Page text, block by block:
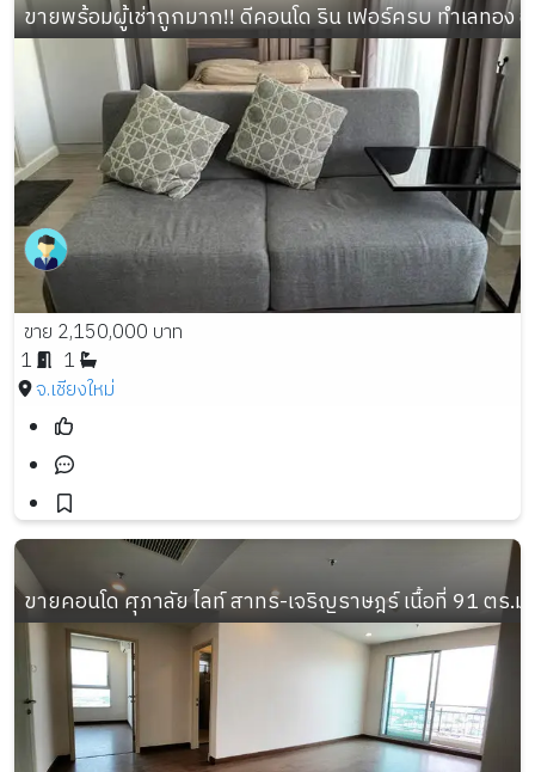
ขายพร้อมผู้เช่าถูกมาก!! ดีคอนโด ริน เฟอร์ครบ ทำเลทอง อ.
ขาย 2,150,000 บาท
1
1
จ.เชียงใหม่
ขายคอนโด ศุภาลัย ไลท์ สาทร-เจริญราษฎร์ เนื้อที่ 91 ตร.